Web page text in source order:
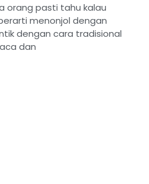
orang pasti tahu kalau
menonjol dengan
dengan cara tradisional
dan